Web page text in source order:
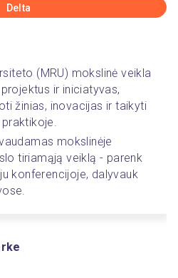
Delta
(MRU) mokslinė veikla
ir iniciatyvas,
žinias, inovacijas ir taikyti
mokslinėje
tiriamąją veiklą - parenk
konferencijoje, dalyvauk